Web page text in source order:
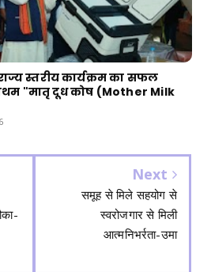
स्तरीय कार्यक्रम का सफल
"मातृ दूध कोष (Mother Milk
Next
समूह से मिले सहयोग से
स्वरोजगार से मिली
आत्मनिभर्रता-उमा